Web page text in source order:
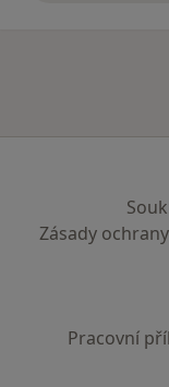
Zásady
Pracovní